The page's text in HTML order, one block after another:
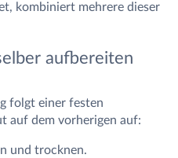
kombiniert mehrere dieser
aufbereiten
folgt einer festen
auf dem vorherigen auf:
und trocknen.